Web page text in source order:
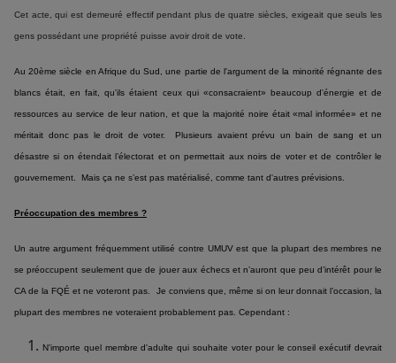
Cet acte, qui est demeuré effectif pendant plus de quatre siècles, exigeait que seuls les
gens possédant une propriété puisse avoir droit de vote.
Au 20ème siècle en Afrique du Sud, une partie de l'argument de la minorité régnante des
blancs était, en fait, qu'ils étaient ceux qui «consacraient» beaucoup d'énergie et de
ressources au service de leur nation, et que la majorité noire était «mal informée» et ne
méritait donc pas le droit de voter. Plusieurs avaient prévu un bain de sang et un
désastre si on étendait l’électorat et on permettait aux noirs de voter et de contrôler le
gouvernement. Mais ça ne s’est pas matérialisé, comme tant d'autres prévisions.
Préoccupation des membres ?
Un autre argument fréquemment utilisé contre UMUV est que la plupart des membres ne
se préoccupent seulement que de jouer aux échecs et n’auront que peu d’intérêt pour le
CA de la FQÉ et ne voteront pas. Je conviens que, même si on leur donnait l’occasion, la
plupart des membres ne voteraient probablement pas. Cependant :
N'importe quel membre d'adulte qui souhaite voter pour le conseil exécutif devrait